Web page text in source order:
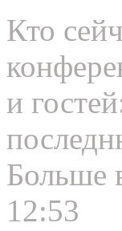
Кто
и
Больше
12:53